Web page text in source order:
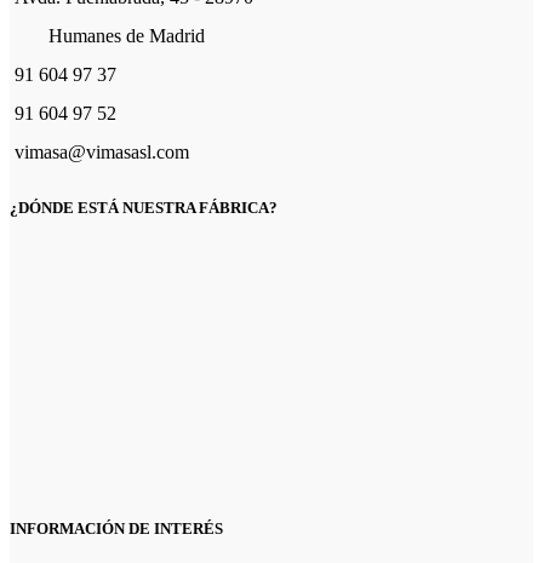
Humanes de Madrid
91 604 97 37
91 604 97 52
vimasa@vimasasl.com
¿DÓNDE ESTÁ NUESTRA FÁBRICA?
INFORMACIÓN DE INTERÉS